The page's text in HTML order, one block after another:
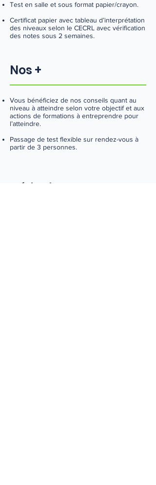
Test en salle et sous format papier/crayon.
Certificat papier avec tableau d’interprétation
des niveaux selon le CECRL avec vérification
des notes sous 2 semaines.
Nos +
Vous bénéficiez de nos conseils quant au
niveau à atteindre selon votre objectif et aux
actions de formations à entreprendre pour
l’atteindre.
Passage de test flexible sur rendez-vous à
partir de 3 personnes.
Méthodes